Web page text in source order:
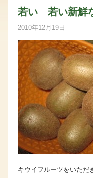
若い 若い新鮮
2010年12月19日
キウイフルーツをいた